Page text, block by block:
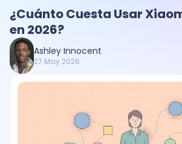
¿Cuánto Cuesta Usar
en 2026?
Ashley Innocent
27 May 2026